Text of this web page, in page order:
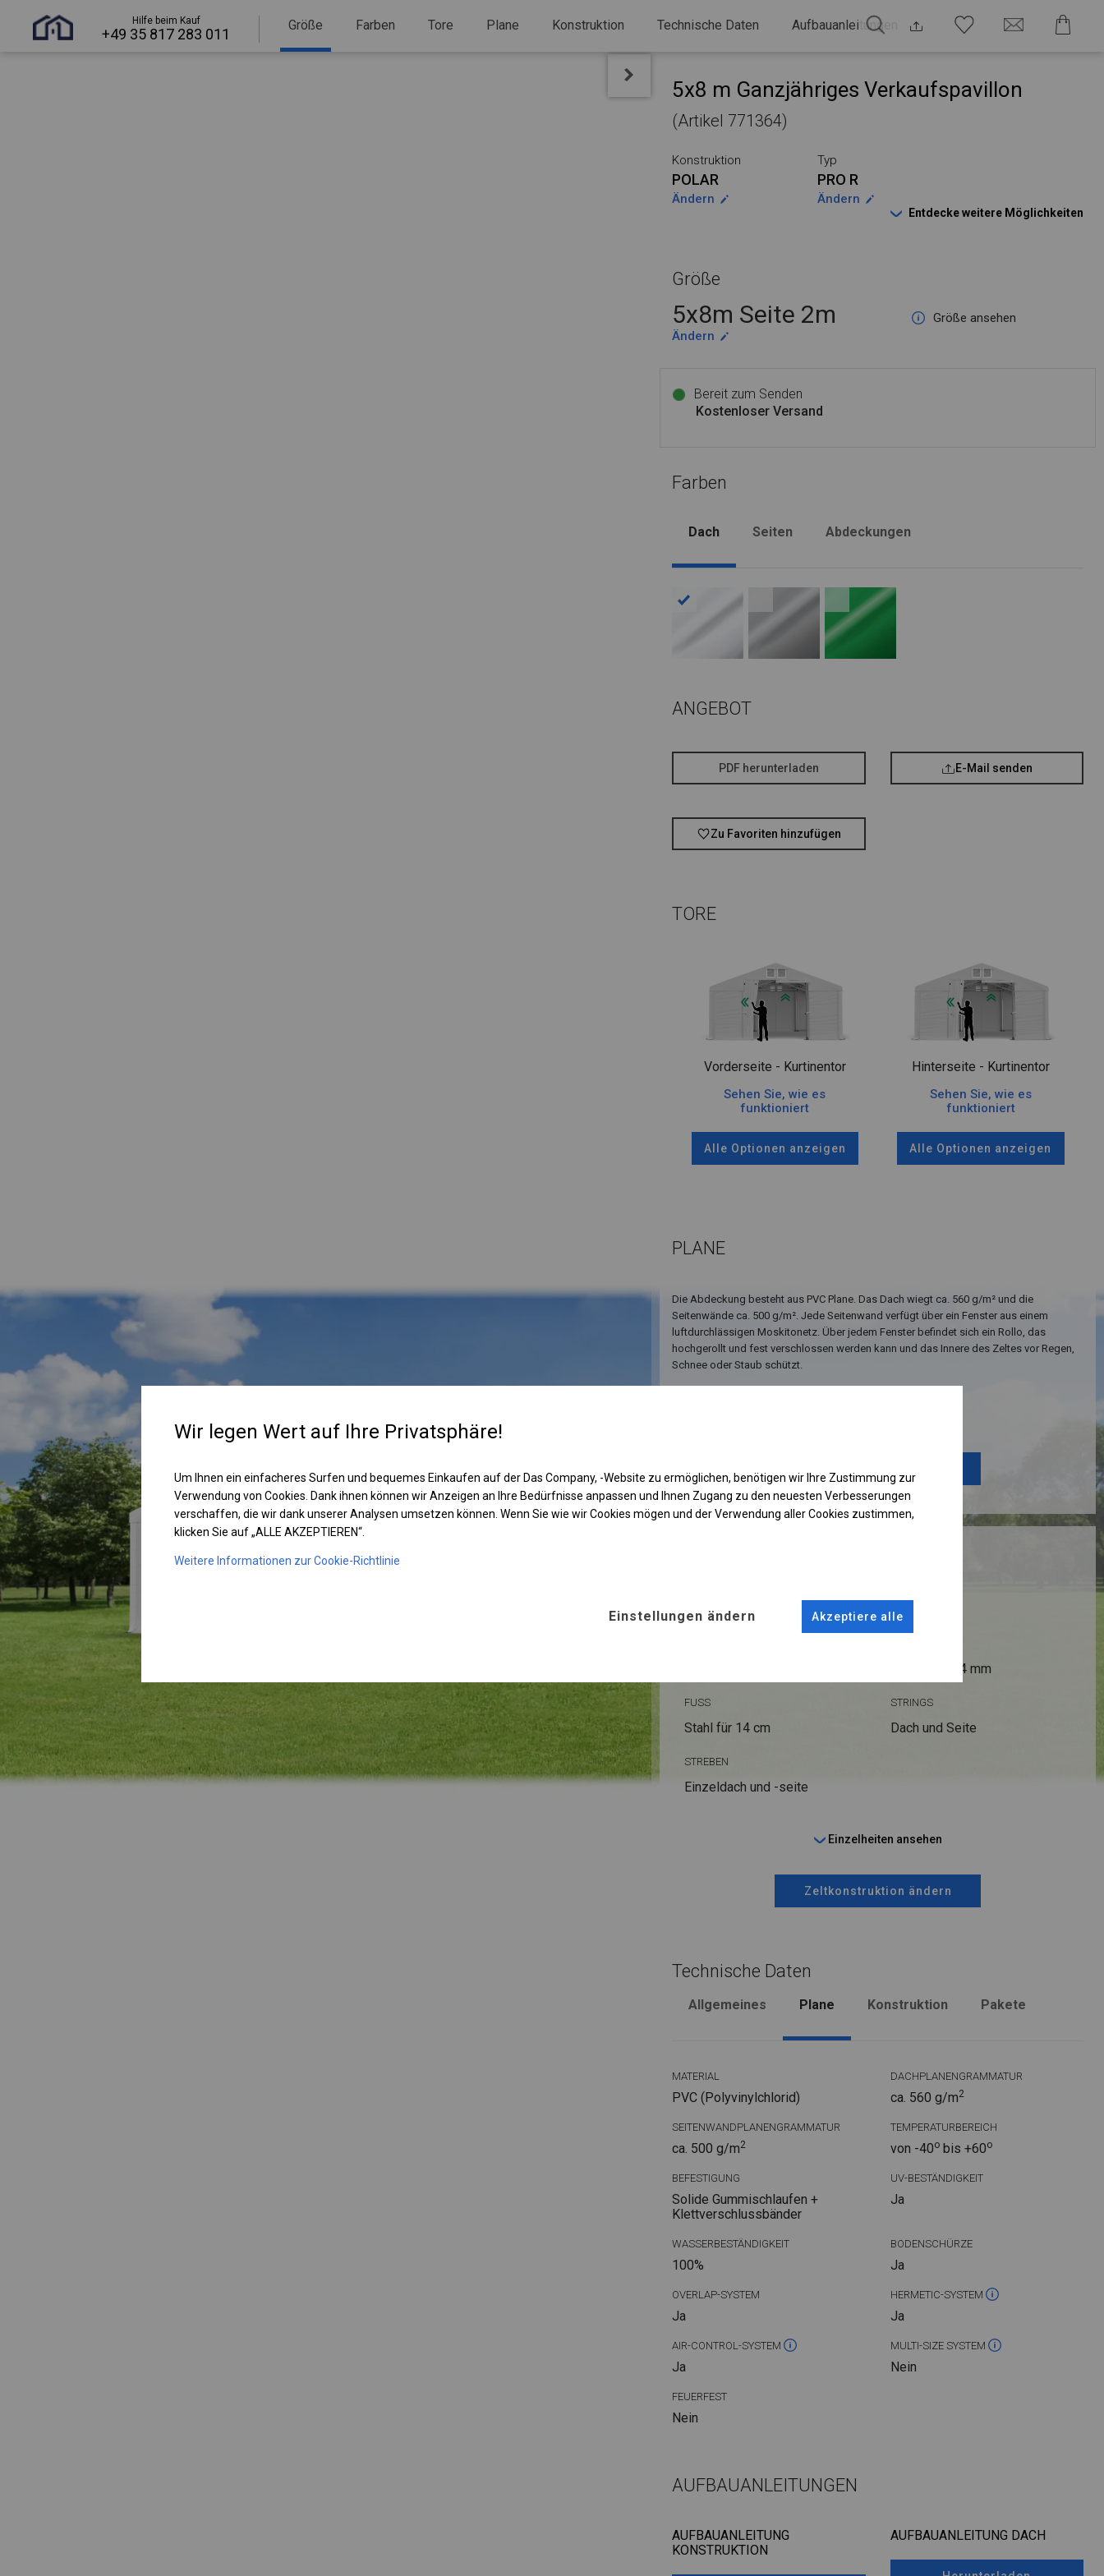
Hilfe beim Kauf
+49 35 817 283 011
Größe Farben Tore Plane Konstruktion Technische Daten Aufbauanleitungen
5x8 m Ganzjähriges Verkaufspavillon
(Artikel 771364)
Konstruktion
POLAR
Ändern
Typ
PRO R
Ändern
Entdecke weitere Möglichkeiten
Größe
5x8m Seite 2m
Größe ansehen
Ändern
Bereit zum Senden
Kostenloser Versand
Farben
Dach Seiten Abdeckungen
ANGEBOT
PDF herunterladen E-Mail senden
Zu Favoriten hinzufügen
TORE
Vorderseite - Kurtinentor
Sehen Sie, wie es
funktioniert
Alle Optionen anzeigen
Hinterseite - Kurtinentor
Sehen Sie, wie es
funktioniert
Alle Optionen anzeigen
PLANE
Die Abdeckung besteht aus PVC Plane. Das Dach wiegt ca. 560 g/m² und die
Seitenwände ca. 500 g/m². Jede Seitenwand verfügt über ein Fenster aus einem
luftdurchlässigen Moskitonetz. Über jedem Fenster befindet sich ein Rollo, das
hochgerollt und fest verschlossen werden kann und das Innere des Zeltes vor Regen,
Schnee oder Staub schützt.
fi 54 mm
FUSS
Stahl für 14 cm
STRINGS
Dach und Seite
STREBEN
Einzeldach und -seite
Einzelheiten ansehen
Zeltkonstruktion ändern
Technische Daten
Allgemeines Plane Konstruktion Pakete
MATERIAL
PVC (Polyvinylchlorid)
DACHPLANENGRAMMATUR
ca. 560 g/m2
SEITENWANDPLANENGRAMMATUR
ca. 500 g/m2
TEMPERATURBEREICH
von -40obis +60o
BEFESTIGUNG
Solide Gummischlaufen +
Klettverschlussbänder
UV-BESTÄNDIGKEIT
Ja
WASSERBESTÄNDIGKEIT
100%
BODENSCHÜRZE
Ja
OVERLAP-SYSTEM
Ja
HERMETIC-SYSTEM
Ja
AIR-CONTROL-SYSTEM
Ja
MULTI-SIZE SYSTEM
Nein
FEUERFEST
Nein
AUFBAUANLEITUNGEN
AUFBAUANLEITUNG
KONSTRUKTION
AUFBAUANLEITUNG DACH
Wir legen Wert auf Ihre Privatsphäre!
Um Ihnen ein einfacheres Surfen und bequemes Einkaufen auf der Das Company, -Website zu ermöglichen, benötigen wir Ihre Zustimmung zur
Verwendung von Cookies. Dank ihnen können wir Anzeigen an Ihre Bedürfnisse anpassen und Ihnen Zugang zu den neuesten Verbesserungen
verschaffen, die wir dank unserer Analysen umsetzen können. Wenn Sie wie wir Cookies mögen und der Verwendung aller Cookies zustimmen,
klicken Sie auf „ALLE AKZEPTIEREN“.
Weitere Informationen zur Cookie-Richtlinie
Einstellungen ändern Akzeptiere alle